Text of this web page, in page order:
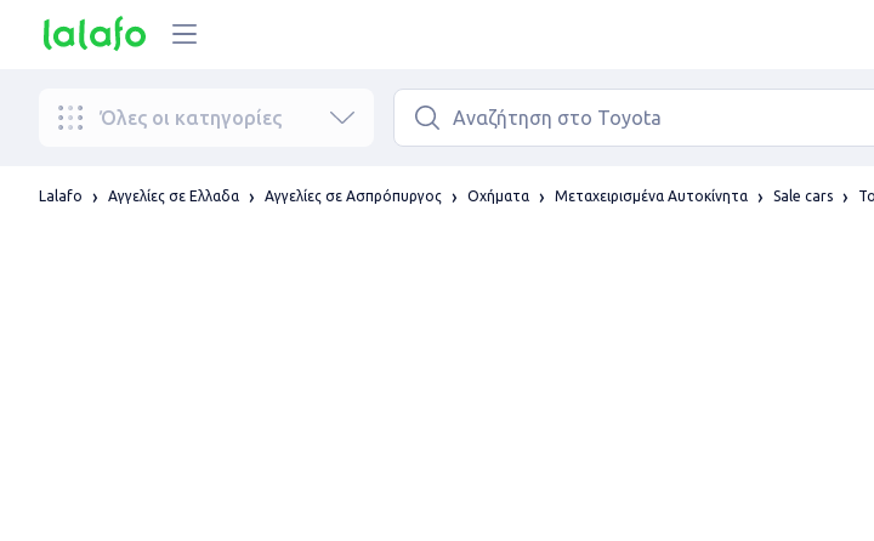
Όλες οι κατηγορίες
Lalafo Αγγελίες σε Ελλαδα Αγγελίες σε Ασπρόπυργος Οχήματα Μεταχειρισμένα Αυτοκίνητα Sale cars